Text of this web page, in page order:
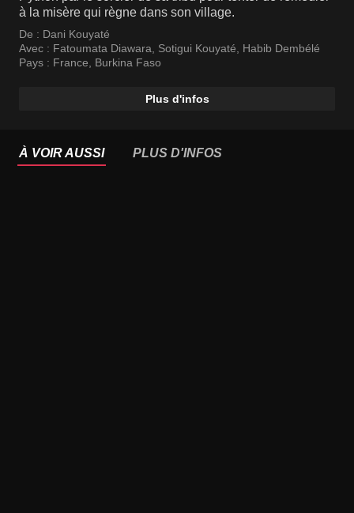
à la misère qui règne dans son village.
De : Dani Kouyaté
Avec : Fatoumata Diawara, Sotigui Kouyaté, Habib Dembélé
Pays : France, Burkina Faso
Plus d'infos
À VOIR AUSSI PLUS D'INFOS